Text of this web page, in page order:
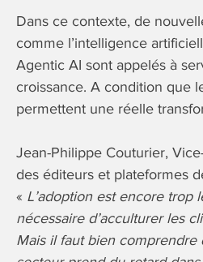
Dans ce contexte, de
comme l’intelligence
Agentic AI sont appelés à
croissance. A condition que
permettent une réelle
Jean-Philippe Couturier,
des éditeurs et plateformes
« L’adoption est encore trop
nécessaire d’acculturer les
Mais il faut bien comprendre